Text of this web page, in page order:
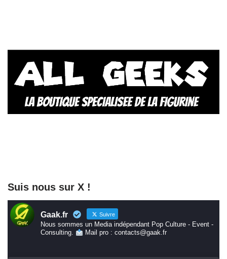
Suis nous sur X !
Gaak.fr Suivre
Nous sommes un Media indépendant Pop Culture - Event -
Consulting.
Mail pro : contacts@gaak.fr